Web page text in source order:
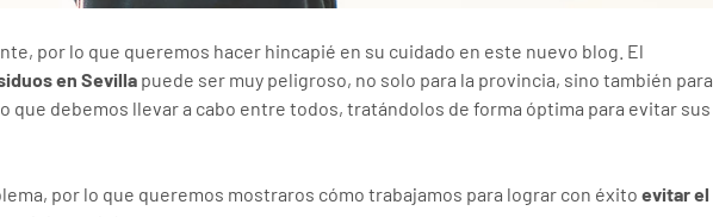
por lo que queremos hacer hincapié en su cuidado en este nuevo blog. El
en Sevilla puede ser muy peligroso, no solo para la provincia, sino también para
que debemos llevar a cabo entre todos, tratándolos de forma óptima para evitar sus
por lo que queremos mostraros cómo trabajamos para lograr con éxito evitar el